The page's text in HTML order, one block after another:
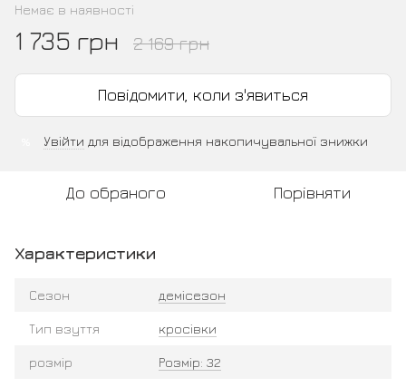
Немає в наявності
1 735 грн 2 169 грн
Повідомити, коли з'явиться
Увійти для відображення накопичувальної знижки
До обраного Порівняти
Характеристики
Сезон демісезон
Тип взуття кросівки
розмір Розмір: 32